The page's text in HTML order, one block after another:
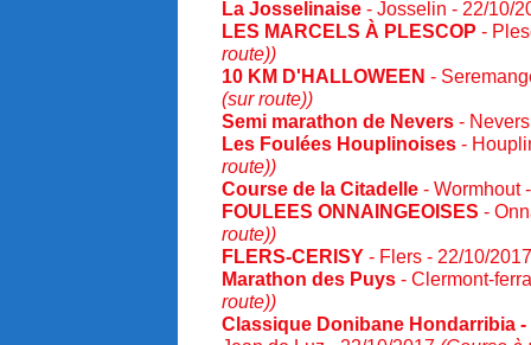
La Josselinaise - Josselin - 22/10/
LES MARCELS À PLESCOP -
route))
10 KM D'HALLOWEEN -
(sur route))
Semi marathon de Nevers -
Les Foulées Houplinoises -
route))
Course de la Citadelle - Wormhout
FOULEES ONNAINGEOISES -
route))
FLERS-CERISY - Flers - 22/10/
Marathon des Puys - Clermont-
route))
Classique Donibane Hondarribia